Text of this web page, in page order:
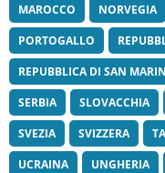
MAROCCO
NORVEGIA
PORTOGALLO
REPUBBLICA DI SAN
SERBIA
SLOVACCHIA
SVEZIA
SVIZZERA
UCRAINA
UNGHERIA